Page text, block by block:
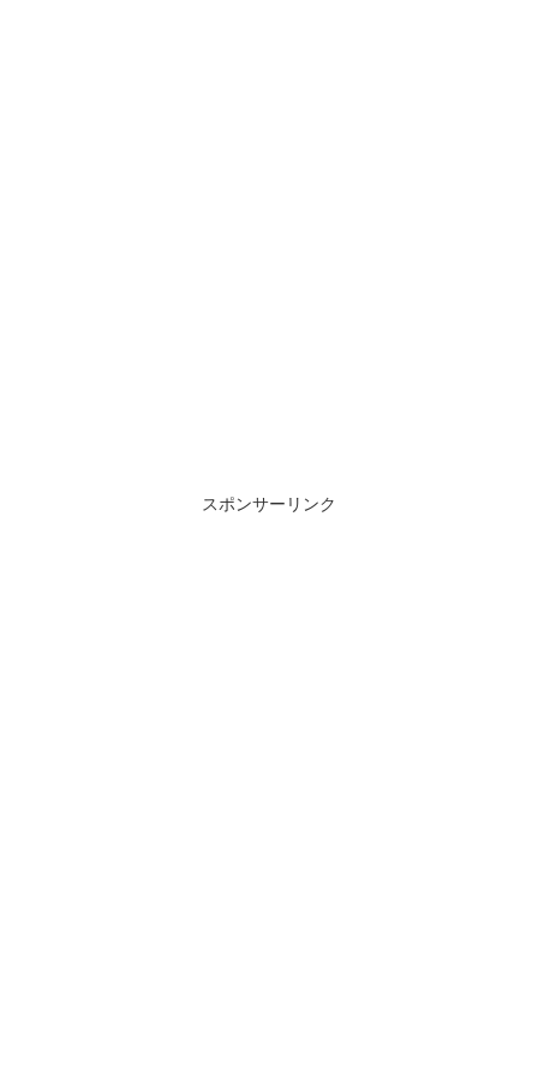
スポンサーリンク